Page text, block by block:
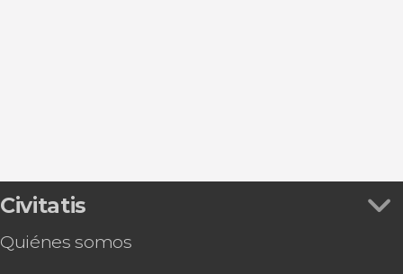
Civitatis
Quiénes somos